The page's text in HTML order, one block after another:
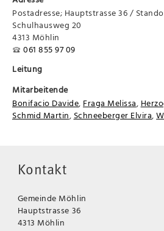
Postadresse; Hauptstrasse 36 /
Schulhausweg 20
4313 Möhlin
061 855 97 09
Leitung
Mitarbeitende
Bonifacio Davide, Fraga Melissa,
Schmid Martin, Schneeberger Elvira,
Kontakt
Gemeinde Möhlin
Hauptstrasse 36
4313 Möhlin